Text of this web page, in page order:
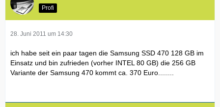
Profi
28. Juni 2011 um 14:30
ich habe seit ein paar tagen die Samsung SSD 470 128 GB im
Einsatz und bin zufrieden (vorher INTEL 80 GB) die 256 GB
Variante der Samsung 470 kommt ca. 370 Euro........